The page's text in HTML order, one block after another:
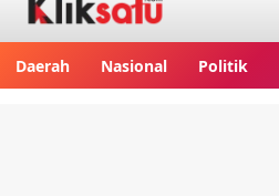
Daerah Nasional Politik